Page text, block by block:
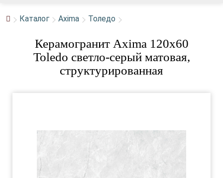
Каталог Axima Толедо
Керамогранит Axima 120x60
Toledo светло-серый матовая,
структурированная